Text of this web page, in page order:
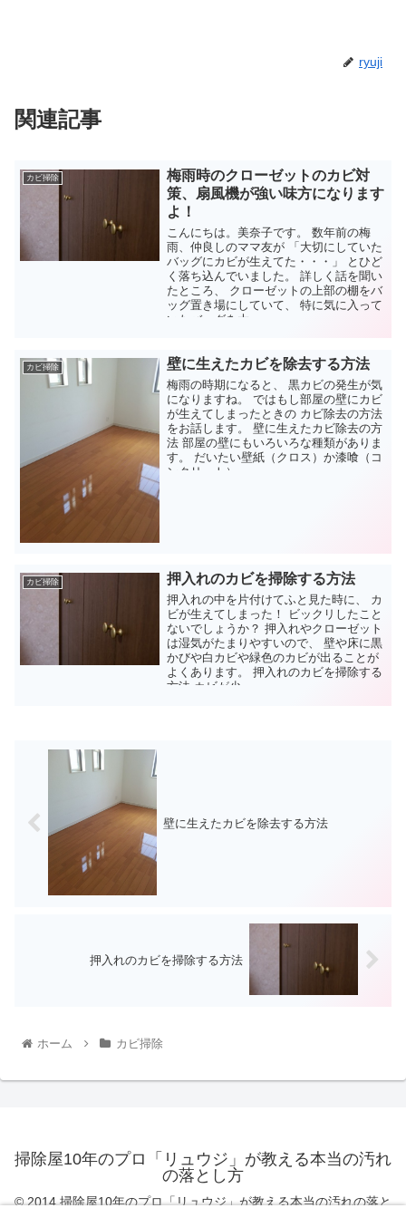
ryuji
関連記事
カビ掃除
梅雨時のクローゼットのカビ対
策、扇風機が強い味方になります
よ！
こんにちは。美奈子です。 数年前の梅
雨、仲良しのママ友が 「大切にしていた
バッグにカビが生えてた・・・」 とひど
く落ち込んでいました。 詳しく話を聞い
たところ、 クローゼットの上部の棚をバ
ッグ置き場にしていて、 特に気に入って
いたバッグを大...
カビ掃除 壁に生えたカビを除去する方法
梅雨の時期になると、 黒カビの発生が気
になりますね。 ではもし部屋の壁にカビ
が生えてしまったときの カビ除去の方法
をお話します。 壁に生えたカビ除去の方
法 部屋の壁にもいろいろな種類がありま
す。 だいたい壁紙（クロス）か漆喰（コ
ンクリート）...
カビ掃除 押入れのカビを掃除する方法
押入れの中を片付けてふと見た時に、 カ
ビが生えてしまった！ ビックリしたこと
ないでしょうか？ 押入れやクローゼット
は湿気がたまりやすいので、 壁や床に黒
かびや白カビや緑色のカビが出ることが
よくあります。 押入れのカビを掃除する
方法 カビが少...
壁に生えたカビを除去する方法
押入れのカビを掃除する方法
ホーム カビ掃除
掃除屋10年のプロ「リュウジ」が教える本当の汚れ
の落とし方
© 2014 掃除屋10年のプロ「リュウジ」が教える本当の汚れの落と